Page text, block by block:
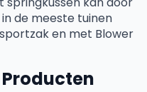
de meeste tuinen
en met Blower